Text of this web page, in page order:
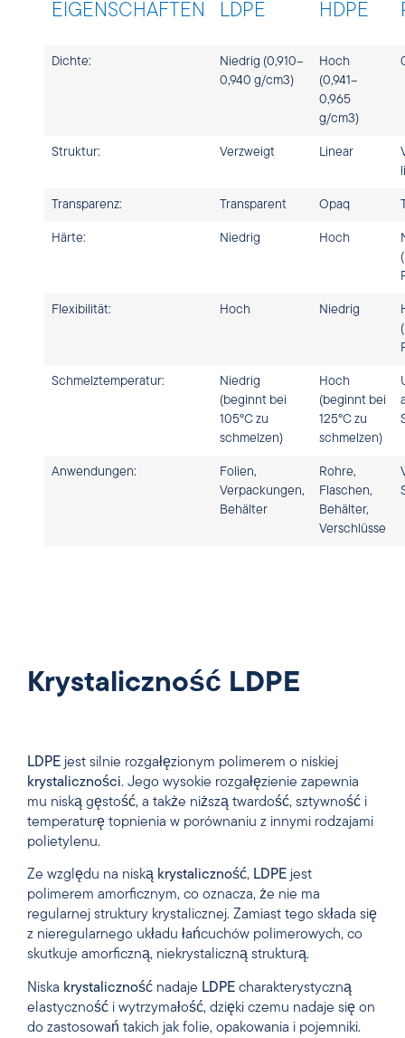
EIGENSCHAFTEN LDPE HDPE
Dichte:
Niedrig (0,910–
0,940 g/cm3)
Hoch
(0,941–
0,965
g/cm3)
Struktur: Verzweigt Linear
Transparenz: Transparent Opaq
Härte: Niedrig Hoch
Flexibilität: Hoch Niedrig
Schmelztemperatur:
Niedrig
(beginnt bei
105°C zu
schmelzen)
Hoch
(beginnt bei
125°C zu
schmelzen)
Anwendungen:
Folien,
Verpackungen,
Behälter
Rohre,
Flaschen,
Behälter,
Verschlüsse
Krystaliczność LDPE
LDPE jest silnie rozgałęzionym polimerem o niskiej
krystaliczności. Jego wysokie rozgałęzienie zapewnia
mu niską gęstość, a także niższą twardość, sztywność i
temperaturę topnienia w porównaniu z innymi rodzajami
polietylenu.
Ze względu na niską krystaliczność, LDPE jest
polimerem amorficznym, co oznacza, że nie ma
regularnej struktury krystalicznej. Zamiast tego składa się
z nieregularnego układu łańcuchów polimerowych, co
skutkuje amorficzną, niekrystaliczną strukturą.
Niska krystaliczność nadaje LDPE charakterystyczną
elastyczność i wytrzymałość, dzięki czemu nadaje się on
do zastosowań takich jak folie, opakowania i pojemniki.